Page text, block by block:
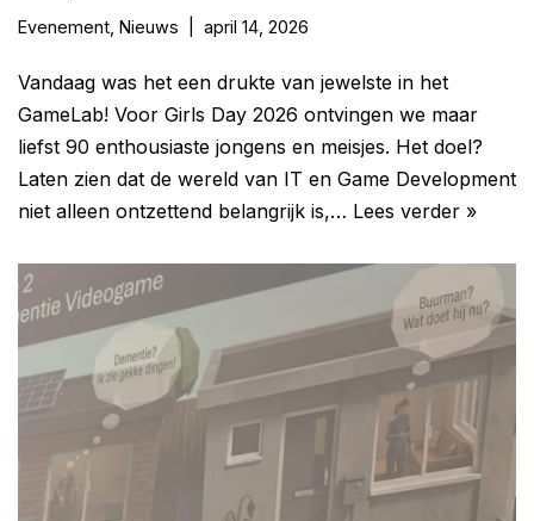
Evenement Nieuws april 14, 2026
Vandaag was het een drukte van jewelste in het
GameLab! Voor Girls Day 2026 ontvingen we maar
liefst 90 enthousiaste jongens en meisjes. Het doel?
Laten zien dat de wereld van IT en Game Development
niet alleen ontzettend belangrijk is,… Lees verder »